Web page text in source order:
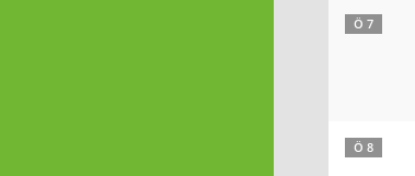
Ö 7
Ö 8